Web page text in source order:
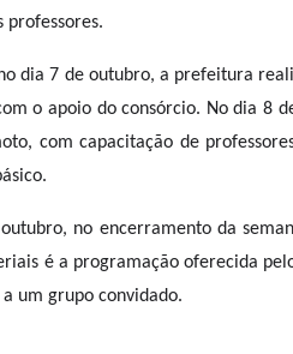
professores.
dia 7 de outubro, a prefeitura
o apoio do consórcio. No dia 8
com capacitação de
no encerramento da
é a programação oferecida
um grupo convidado.